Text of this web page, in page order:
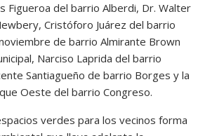
Figueroa del barrio Alberdi, Dr. Walter
Cristóforo Juárez del barrio
de barrio Almirante Brown
Narciso Laprida del barrio
Santiagueño de barrio Borges y la
Oeste del barrio Congreso.
verdes para los vecinos forma